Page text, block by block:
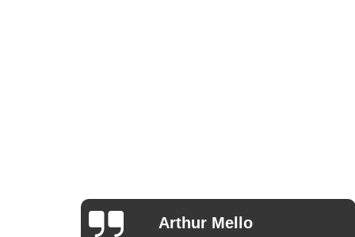
Arthur Mello